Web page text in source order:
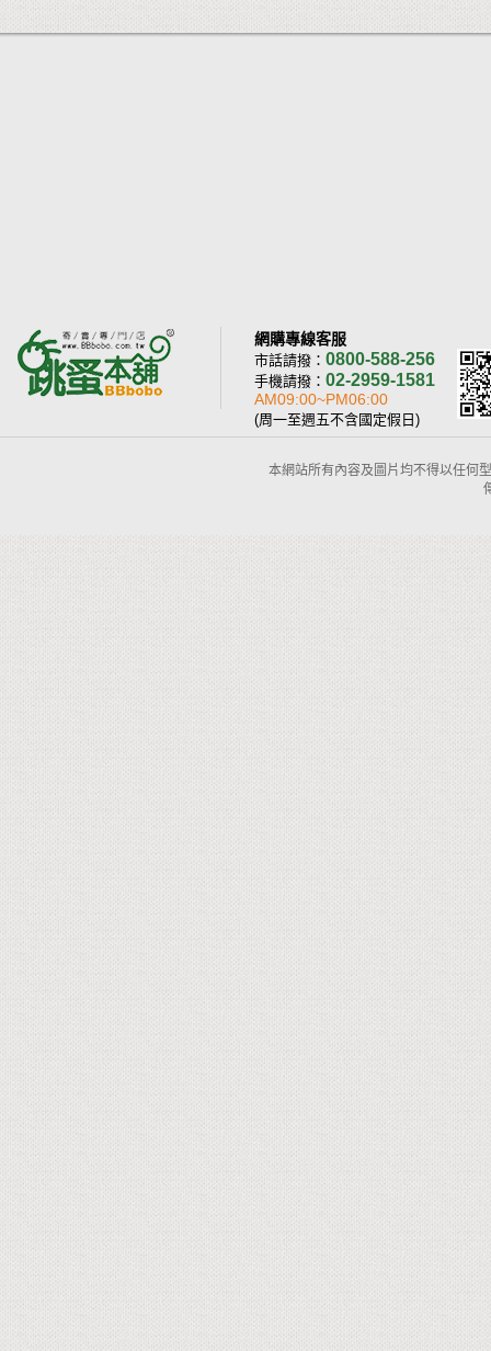
網購專線客服
市話請撥： 0800-588-256
手機請撥： 02-2959-1581
AM09:00~PM06:00
(周一至週五不含國定假日)
本網站所有內容及圖片均不得以任何